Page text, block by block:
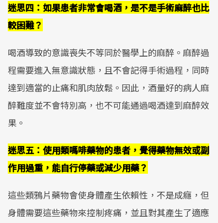
迷思四：如果患者非常會喝酒，是不是手術麻醉也比
較困難？
喝酒導致的意識喪失不等同於醫學上的麻醉。麻醉過
程需要進入無意識狀態，且不會記得手術過程，同時
達到適當的止痛和肌肉放鬆。因此，酒量好的病人麻
醉難度並不會特別高，也不可能通過喝酒達到麻醉效
果。
迷思五：使用類嗎啡藥物的患者，覺得藥物無效或副
作用過重，能自行停藥或減少用藥？
這些類鴉片藥物會使身體產生依賴性，不是成癮，但
身體需要這些藥物來控制疼痛，並且對其產生了適應